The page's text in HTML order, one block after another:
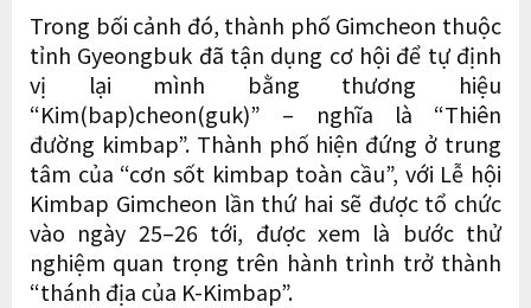
Trong bối cảnh đó, thành phố Gimcheon thuộc
tỉnh Gyeongbuk đã tận dụng cơ hội để tự định
vị lại mình bằng thương hiệu
“Kim(bap)cheon(guk)” – nghĩa là “Thiên
đường kimbap”. Thành phố hiện đứng ở trung
tâm của “cơn sốt kimbap toàn cầu”, với Lễ hội
Kimbap Gimcheon lần thứ hai sẽ được tổ chức
vào ngày 25–26 tới, được xem là bước thử
nghiệm quan trọng trên hành trình trở thành
“thánh địa của K-Kimbap”.